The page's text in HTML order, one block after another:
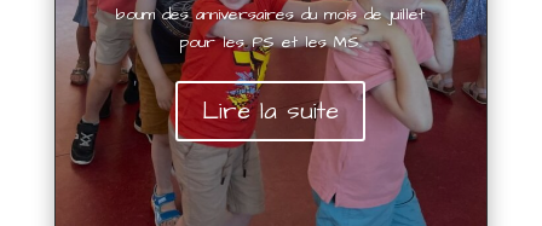
boum des anniversaires du mois de juillet
pour les PS et les MS.
Lire la suite